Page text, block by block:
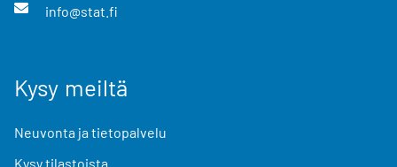
info@stat.fi
Kysy meiltä
Neuvonta ja tietopalvelu
Kysy tilastoista